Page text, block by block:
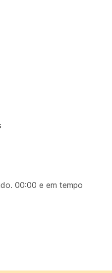
00:00 e em tempo